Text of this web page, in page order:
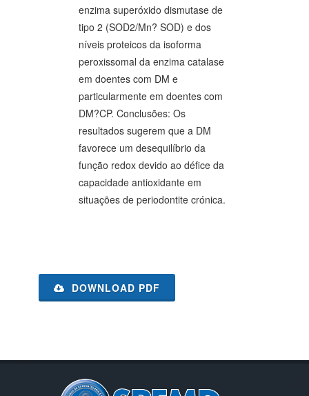
enzima superóxido dismutase de
tipo 2 (SOD2/Mn? SOD) e dos
níveis proteicos da isoforma
peroxissomal da enzima catalase
em doentes com DM e
particularmente em doentes com
DM?CP. Conclusões: Os
resultados sugerem que a DM
favorece um desequilíbrio da
função redox devido ao défice da
capacidade antioxidante em
situações de periodontite crónica.
DOWNLOAD PDF